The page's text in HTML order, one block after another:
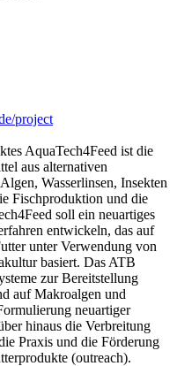
project
AquaTech4Feed ist die
aus alternativen
Wasserlinsen, Insekten
Fischproduktion und die
soll ein neuartiges
entwickeln, das auf
unter Verwendung von
basiert. Das ATB
zur Bereitstellung
auf Makroalgen und
neuartiger
hinaus die Verbreitung
Praxis und die Förderung
(outreach).